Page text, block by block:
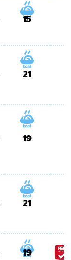
15
21
19
21
19